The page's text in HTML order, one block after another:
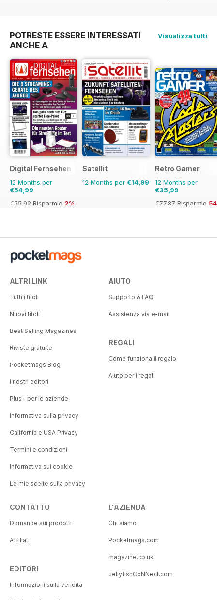
POTRESTE ESSERE INTERESSATI
ANCHE A
Visualizza tutti
Digital Fernsehen
12 Months per
€54,99
€55.92 Risparmio 2%
Satellit
12 Months per €14,99
Retro Gamer
12 Months per
€35,99
€77.87 Risparmio
ALTRI LINK
Tutti i titoli
Nuovi titoli
Best Selling Magazines
Riviste gratuite
Pocketmags Blog
I nostri editori
Plus+ per le aziende
Informativa sulla privacy
California e USA Privacy
Termini e condizioni
Informativa sui cookie
Le mie scelte sulla privacy
AIUTO
Supporto & FAQ
Assistenza via e-mail
REGALI
Come funziona il regalo
Aiuto per i regali
CONTATTO
Domande sui prodotti
Affiliati
EDITORI
Informazioni sulla vendita
L'AZIENDA
Chi siamo
Pocketmags.com
magazine.co.uk
JellyfishCoNNect.com